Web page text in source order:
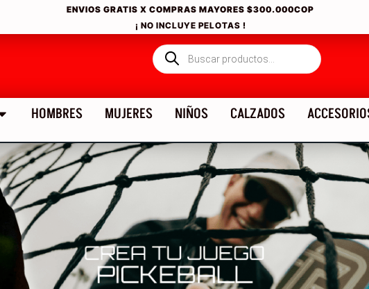
ENVIOS GRATIS X COMPRAS MAYORES$300.000COP
¡ NO INCLUYE PELOTAS !
HOMBRES MUJERES NIÑOS CALZADOS